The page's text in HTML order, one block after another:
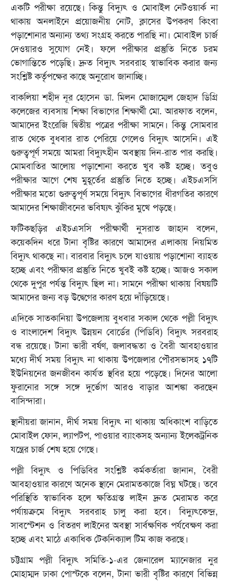
একটি পরীক্ষা রয়েছে। কিন্তু বিদ্যুৎ ও মোবাইল নেটওয়ার্ক না
থাকায় অনলাইনে প্রয়োজনীয় নোট, ক্লাসের উপকরণ কিংবা
পড়াশোনার অন্যান্য তথ্য সংগ্রহ করতে পারছি না। মোবাইল চার্জ
দেওয়ারও সুযোগ নেই। ফলে পরীক্ষার প্রস্তুতি নিতে চরম
ভোগান্তিতে পড়েছি। দ্রুত বিদ্যুৎ সরবরাহ স্বাভাবিক করার জন্য
সংশ্লিষ্ট কর্তৃপক্ষের কাছে অনুরোধ জানাচ্ছি।
বাকলিয়া শহীদ নূর হোসেন ডা. মিলন মোজাম্মেল জেহাদ ডিগ্রি
কলেজের ব্যবসায় শিক্ষা বিভাগের শিক্ষার্থী মো. আরফাত বলেন,
আমাদের ইংরেজি দ্বিতীয় পত্রের পরীক্ষা সামনে। কিন্তু সোমবার
রাত থেকে বুধবার রাত পেরিয়ে গেলেও বিদ্যুৎ আসেনি। এই
গুরুত্বপূর্ণ সময়ে আমরা বিদ্যুৎহীন অবস্থায় দিন-রাত পার করছি।
মোমবাতির আলোয় পড়াশোনা করতে খুব কষ্ট হচ্ছে। তবুও
পরীক্ষার আগে শেষ মুহূর্তের প্রস্তুতি নিতে হচ্ছে। এইচএসসি
পরীক্ষার মতো গুরুত্বপূর্ণ সময়ে বিদ্যুৎ বিভাগের ধীরগতির কারণে
আমাদের শিক্ষাজীবনের ভবিষ্যৎ ঝুঁকির মুখে পড়ছে।
ফটিকছড়ির এইচএসসি পরীক্ষার্থী নুসরাত জাহান বলেন,
কয়েকদিন ধরে টানা বৃষ্টির কারণে আমাদের এলাকায় নিয়মিত
বিদ্যুৎ থাকছে না। বারবার বিদ্যুৎ চলে যাওয়ায় পড়াশোনা ব্যাহত
হচ্ছে এবং পরীক্ষার প্রস্তুতি নিতে খুবই কষ্ট হচ্ছে। আজও সকাল
থেকে দুপুর পর্যন্ত বিদ্যুৎ ছিল না। সামনে পরীক্ষা থাকায় বিষয়টি
আমাদের জন্য বড় উদ্বেগের কারণ হয়ে দাঁড়িয়েছে।
এদিকে সাতকানিয়া উপজেলায় বুধবার সকাল থেকে পল্লী বিদ্যুৎ
ও বাংলাদেশ বিদ্যুৎ উন্নয়ন বোর্ডের (পিডিবি) বিদ্যুৎ সরবরাহ
বন্ধ রয়েছে। টানা ভারী বর্ষণ, জলাবদ্ধতা ও বৈরী আবহাওয়ার
মধ্যে দীর্ঘ সময় বিদ্যুৎ না থাকায় উপজেলার পৌরসভাসহ ১৭টি
ইউনিয়নের জনজীবন কার্যত স্থবির হয়ে পড়েছে। দিনের আলো
ফুরানোর সঙ্গে সঙ্গে দুর্ভোগ আরও বাড়ার আশঙ্কা করছেন
বাসিন্দারা।
স্থানীয়রা জানান, দীর্ঘ সময় বিদ্যুৎ না থাকায় অধিকাংশ বাড়িতে
মোবাইল ফোন, ল্যাপটপ, পাওয়ার ব্যাংকসহ অন্যান্য ইলেকট্রনিক
যন্ত্রের চার্জ শেষ হয়ে গেছে।
পল্লী বিদ্যুৎ ও পিডিবির সংশ্লিষ্ট কর্মকর্তারা জানান, বৈরী
আবহাওয়ার কারণে অনেক স্থানে মেরামতকাজে বিঘ্ন ঘটছে। তবে
পরিস্থিতি স্বাভাবিক হলে ক্ষতিগ্রস্ত লাইন দ্রুত মেরামত করে
পর্যায়ক্রমে বিদ্যুৎ সরবরাহ চালু করা হবে। বিদ্যুৎকেন্দ্র,
সাবস্টেশন ও বিতরণ লাইনের অবস্থা সার্বক্ষণিক পর্যবেক্ষণ করা
হচ্ছে এবং মাঠে একাধিক টেকনিক্যাল টিম কাজ করছে।
চট্টগ্রাম পল্লী বিদ্যুৎ সমিতি-১-এর জেনারেল ম্যানেজার নুর
মোহাম্মদ ঢাকা পোস্টকে বলেন, টানা ভারী বৃষ্টির কারণে বিভিন্ন